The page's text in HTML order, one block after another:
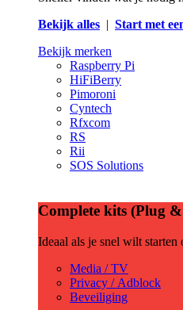
Bekijk alles | Start met
Bekijk merken
Raspberry Pi
HiFiBerry
Pimoroni
Cyntech
Rfxcom
RS
Rii
SOS Solutions
Complete kits (Plug
Ideaal als je snel wilt
Media / TV
Privacy / Adblock
Beveiliging